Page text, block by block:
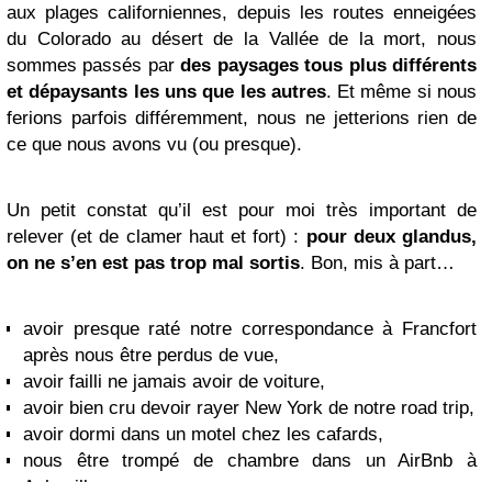
aux plages californiennes, depuis les routes enneigées
du Colorado au désert de la Vallée de la mort, nous
sommes passés pardes paysages tous plus différents
et dépaysants les uns que les autres. Et même si nous
ferions parfois différemment, nous ne jetterions rien de
ce que nous avons vu (ou presque).
Un petit constat qu’il est pour moi très important de
relever (et de clamer haut et fort) : pour deux glandus,
on ne s’en est pas trop mal sortis. Bon, mis à part…
avoir presque raté notre correspondance à Francfort
après nous être perdus de vue,
avoir failli ne jamais avoir de voiture,
avoir bien cru devoir rayer New York de notre road trip,
avoir dormi dans un motel chez les cafards,
nous être trompé de chambre dans un AirBnb à